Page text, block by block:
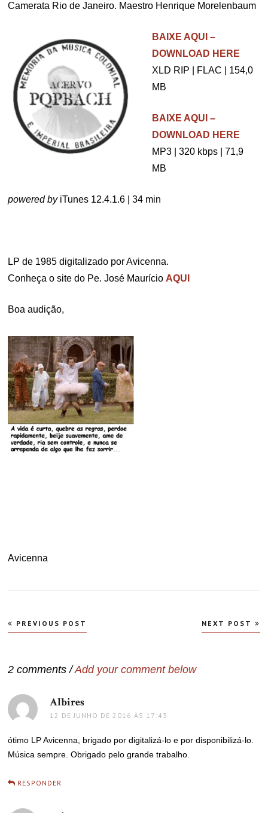
Camerata Rio de Janeiro. Maestro Henrique Morelenbaum
BAIXE AQUI –
DOWNLOAD HERE
XLD RIP | FLAC | 154,0
MB
BAIXE AQUI –
DOWNLOAD HERE
MP3 | 320 kbps | 71,9
MB
powered byiTunes 12.4.1.6 | 34 min
LP de 1985 digitalizado por Avicenna.
Conheça o site do Pe. José Maurício AQUI
Boa audição,
Avicenna
Navegação
de
PREVIOUS POST NEXT POST
2 comments /Add your comment below
Albires
12 DE JUNHO DE 2016 ÀS 17:43
ótimo LP Avicenna, brigado por digitalizá-lo e por disponibilizá-lo.
Música sempre. Obrigado pelo grande trabalho.
RESPONDER